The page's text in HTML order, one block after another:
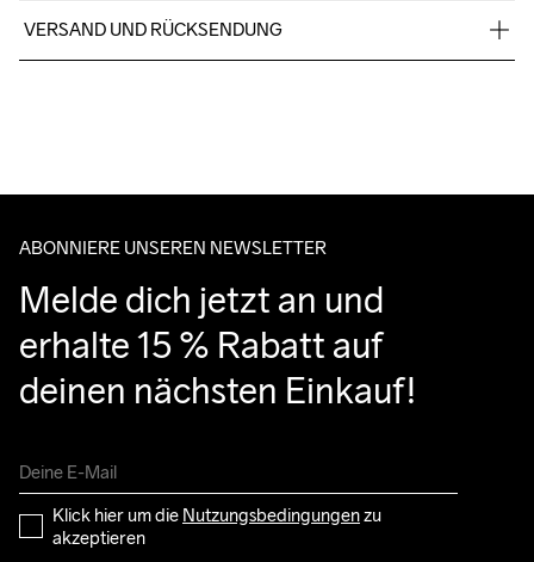
VERSAND UND RÜCKSENDUNG
ABONNIERE UNSEREN NEWSLETTER
Melde dich jetzt an und
erhalte 15 % Rabatt auf
deinen nächsten Einkauf!
Klick hier um die Nutzungsbedingungen zu
akzeptieren